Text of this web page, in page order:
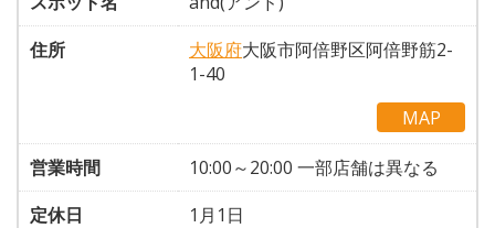
住所
大阪府大阪市阿倍野区阿倍野筋2-
1-40
MAP
営業時間
10:00～20:00 一部店舗は異なる
定休日
1月1日